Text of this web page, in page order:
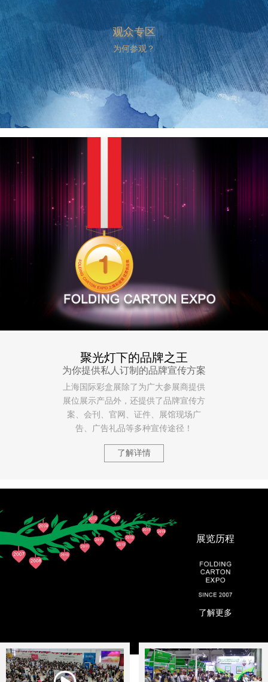
观众专区
为何参观？
聚光灯下的品牌之王
为你提供私人订制的品牌宣传方案
上海国际彩盒展除了为广大参展商提供
展位展示产品外，还提供了品牌宣传方
案、会刊、官网、证件、展馆现场广
告、广告礼品等多种宣传途径！
了解详情
展览历程
了解更多